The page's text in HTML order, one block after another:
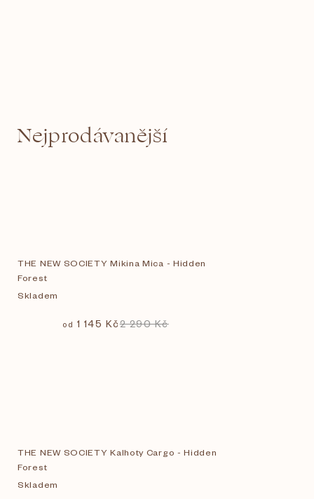
Nejprodávanější
THE NEW SOCIETY Mikina Mica - Hidden
Forest
Skladem
od 1 145 Kč2 290 Kč
THE NEW SOCIETY Kalhoty Cargo - Hidden
Forest
Skladem